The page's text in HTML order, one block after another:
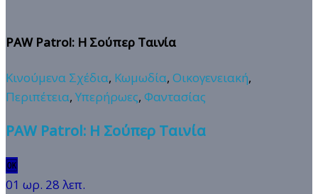
PAW Patrol: Η Σούπερ Ταινία
Κινούμενα Σχέδια, Κωμωδία, Οικογενειακή,
Περιπέτεια, Υπερήρωες, Φαντασίας
PAW Patrol: Η Σούπερ Ταινία
🆗
01 ωρ. 28 λεπ.